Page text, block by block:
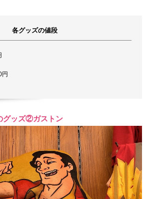
各グッズの値段
円
グッズ②ガストン